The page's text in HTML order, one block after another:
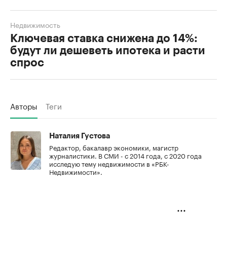
Ключевая ставка снижена до 14%:
будут ли дешеветь ипотека и расти
спрос
Недвижимость
Авторы Теги
Наталия Густова
Редактор, бакалавр экономики, магистр
журналистики. В СМИ - с 2014 года, с 2020 года
исследую тему недвижимости в «РБК-
Недвижимости».